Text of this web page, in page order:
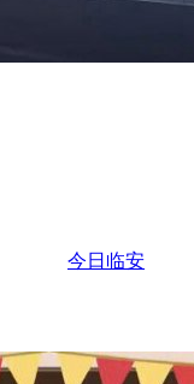
今日临安